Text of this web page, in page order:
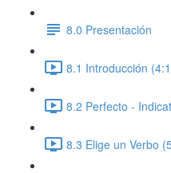
8.0 Presentación
8.1 Introducción
8.2 Perfecto -
8.3 Elige un Verbo